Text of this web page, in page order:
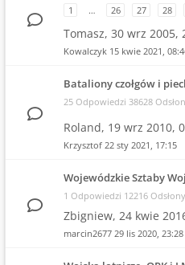
1
… 26 27 28
Tomasz, 30 wrz 2005,
Kowalczyk 15 kwie 2021,
Bataliony czołgów i
25 Odpowiedzi 38628
Roland, 19 wrz 2010,
Krzysztof 22 sty 2021, 17:15
Wojewódzkie Sztaby
1 Odpowiedzi 12216 Odsłony
Zbigniew, 24 kwie
marcin2677 29 lis 2020, 23:28